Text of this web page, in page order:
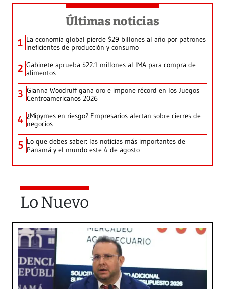
Últimas noticias
1 La economía global pierde $29 billones al año por patrones
ineficientes de producción y consumo
2 Gabinete aprueba $22.1 millones al IMA para compra de
alimentos
3 Gianna Woodruff gana oro e impone récord en los Juegos
Centroamericanos 2026
4 ¿Mipymes en riesgo? Empresarios alertan sobre cierres de
negocios
5 Lo que debes saber: las noticias más importantes de
Panamá y el mundo este 4 de agosto
Lo Nuevo